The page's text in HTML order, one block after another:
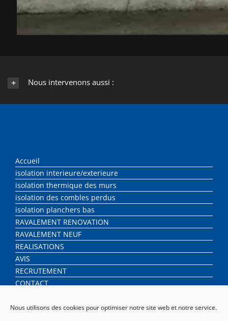
Nous utilisons des cookies pour optimiser notre site web et notre service.
Nous intervenons aussi :
Accueil
isolation interieure/exterieure
isolation thermique des murs
isolation des combles perdus
isolation planchers bas
RAVALEMENT RENOVATION
RAVALEMENT NEUF
REALISATIONS
AVIS
RECRUTEMENT
CONTACT